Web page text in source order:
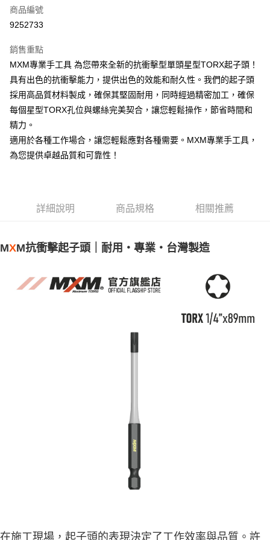
運送方式
付款後全家取貨
每筆NT$60，滿NT$1,600(含以上)免運費
付款後7-11取貨
每筆NT$60，滿NT$1,600(含以上)免運費
順豐快遞宅配
每筆NT$200
商品編號
9252733
銷售重點
MXM專業手工具 為您帶來全新的抗衝擊型單頭星型TORX起子頭！
具有出色的抗衝擊能力，提供出色的效能和耐久性。我們的起子頭
採用高品質材料製成，確保其堅固耐用，同時經過精密加工，確保
每個星型TORX孔位與螺絲完美契合，讓您輕鬆操作，節省時間和
精力。
適用於各種工作場合，讓您輕鬆應對各種需要。MXM專業手工具，
為您提供卓越品質和可靠性！
詳細說明 商品規格 相關推薦
MXM抗衝擊起子頭｜耐用・專業・台灣製造
在施工現場，起子頭的表現決定了工作效率與品質。許